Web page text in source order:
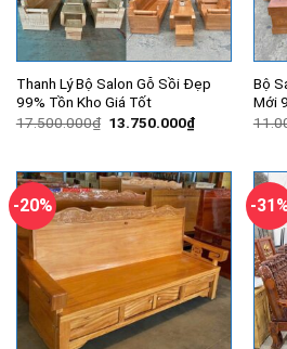
Thanh Lý Bộ Salon Gỗ Sồi Đẹp
99% Tồn Kho Giá Tốt
17.500.000₫ Giá
13.750.000₫Giá
hiện
13.750.000₫.
Bộ
Mới
-20% -